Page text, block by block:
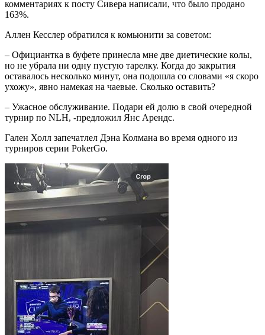
комментариях к посту Сивера написали, что было продано
163%.
Аллен Кесслер обратился к комьюнити за советом:
– Официантка в буфете принесла мне две диетические колы,
но не убрала ни одну пустую тарелку. Когда до закрытия
оставалось несколько минут, она подошла со словами «я скоро
ухожу», явно намекая на чаевые. Сколько оставить?
– Ужасное обслуживание. Подари ей долю в свой очередной
турнир по NLH, -предложил Янс Арендс.
Гален Холл запечатлел Дэна Колмана во время одного из
турниров серии PokerGo.